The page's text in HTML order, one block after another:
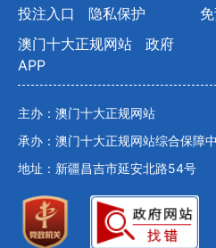
投注入口 隐私保护
澳门十大正规网站
政府
APP
主办：澳门十大正规网站
承办：澳门十大正规网站综合保障
地址：新疆昌吉市延安北路54号